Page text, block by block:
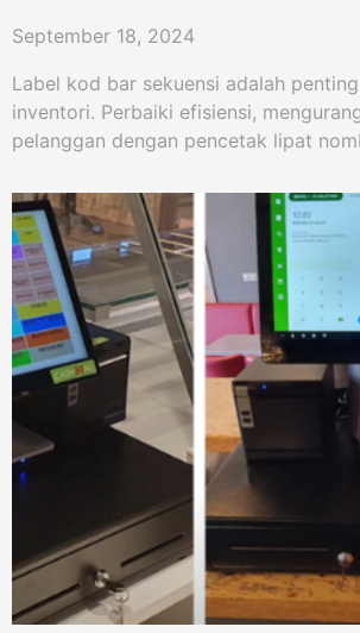
September 18, 2024
Label kod bar sekuensi adalah
inventori. Perbaiki efisiensi,
pelanggan dengan pencetak lipat